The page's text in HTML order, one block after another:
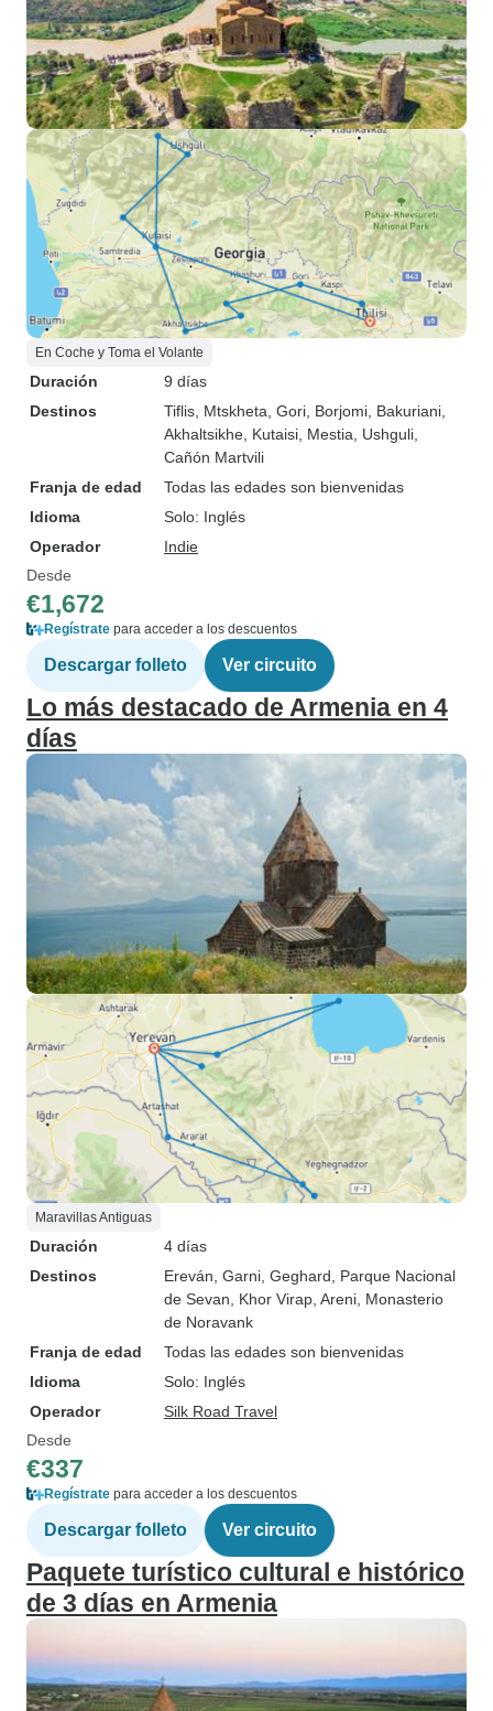
En Coche y Toma el Volante
Duración
9 días
Destinos
Tiflis , Mtskheta , Gori , Borjomi , Bakuriani
Akhaltsikhe , Kutaisi , Mestia , Ushguli
Cañón Martvili
Franja de edad
Todas las edades son bienvenidas
Idioma
Solo: Inglés
Operador
Indie
Desde
€1,672
Regístrate para acceder a los descuentos
Descargar folleto Ver circuito
Lo más destacado de Armenia en 4
días
Maravillas Antiguas
Duración
4 días
Destinos
Ereván , Garni , Geghard , Parque Nacional
de Sevan , Khor Virap , Areni , Monasterio
de Noravank
Franja de edad
Todas las edades son bienvenidas
Idioma
Solo: Inglés
Operador
Silk Road Travel
Desde
€337
Regístrate para acceder a los descuentos
Descargar folleto Ver circuito
Paquete turístico cultural e histórico
de 3 días en Armenia